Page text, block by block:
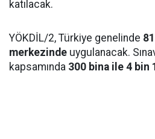
katılacak.
YÖKDİL/2, Türkiye genelinde
merkezinde uygulanacak.
kapsamında 300 bina ile 4 bin